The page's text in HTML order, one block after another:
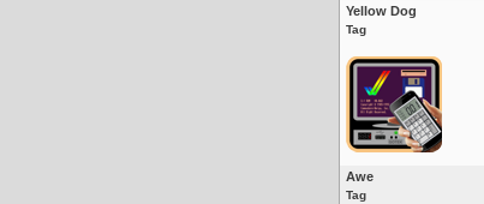
Yellow Dog
Tag
Awe
Tag